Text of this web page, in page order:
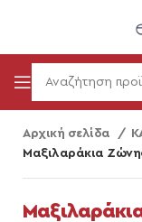
Αρχική σελίδα
Μαξιλαράκια